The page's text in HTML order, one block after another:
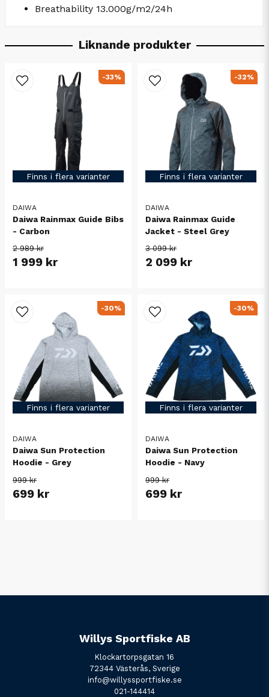
Breathability 13.000g/m2/24h
Liknande produkter
Finns i flera varianter
DAIWA
Daiwa Rainmax Guide Bibs
- Carbon
2 989 kr
1 999 kr
-33%
Finns i flera varianter
DAIWA
Daiwa Rainmax Guide
Jacket - Steel Grey
3 099 kr
2 099 kr
-32%
Finns i flera varianter
DAIWA
Daiwa Sun Protection
Hoodie - Grey
999 kr
699 kr
-30%
Finns i flera varianter
DAIWA
Daiwa Sun Protection
Hoodie - Navy
999 kr
699 kr
-30%
Willys Sportfiske AB
Klockartorpsgatan 16
72344 Västerås, Sverige
info@willyssportfiske.se
021-144414